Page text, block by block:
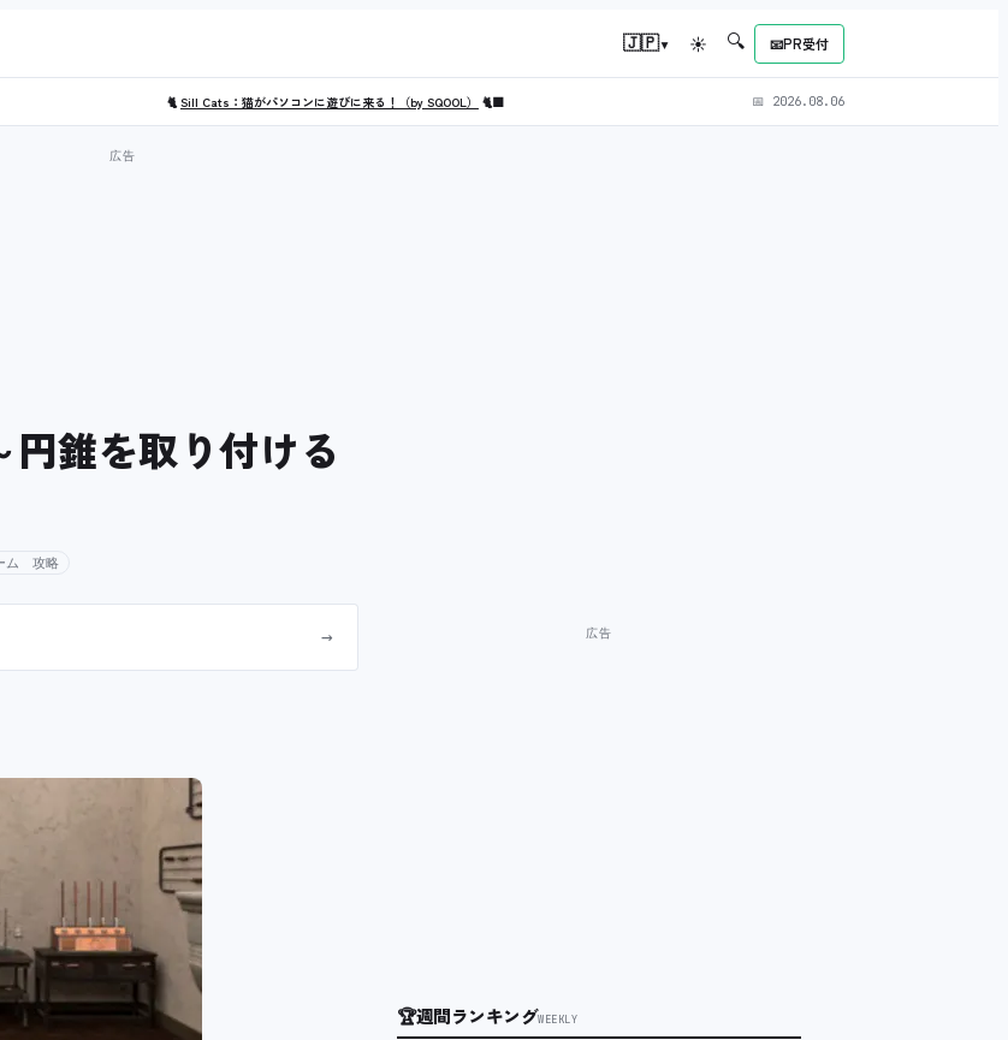
🇯🇵▾ ☀ 🔍 📧PR受付
🐈Sill Cats：猫がパソコンに遊びに来る！（by SQOOL） 🐈‍⬛ 📅 2026.08.06
錐を取り付ける
ム 攻略
→
🏆週間ランキングWEEKLY